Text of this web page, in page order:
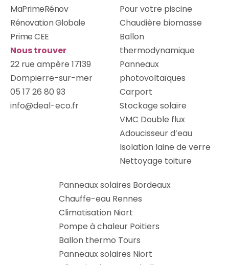
MaPrimeRénov
Rénovation Globale
Prime CEE
Nous trouver
22 rue ampère 17139
Dompierre-sur-mer
05 17 26 80 93
info@deal-eco.fr
Pour votre piscine
Chaudière biomasse
Ballon
thermodynamique
Panneaux
photovoltaïques
Carport
Stockage solaire
VMC Double flux
Adoucisseur d’eau
Isolation laine de verre
Nettoyage toiture
Panneaux solaires Bordeaux
Chauffe-eau Rennes
Climatisation Niort
Pompe à chaleur Poitiers
Ballon thermo Tours
Panneaux solaires Niort